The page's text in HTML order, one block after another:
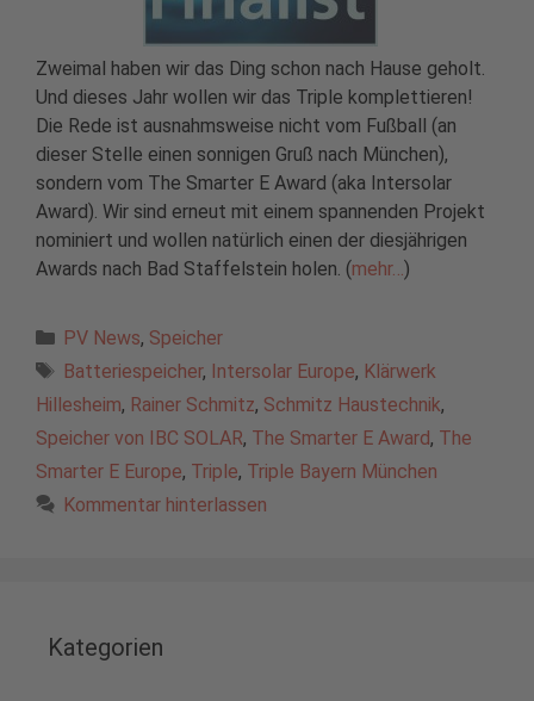
Zweimal haben wir das Ding schon nach Hause geholt.
Und dieses Jahr wollen wir das Triple komplettieren!
Die Rede ist ausnahmsweise nicht vom Fußball (an
dieser Stelle einen sonnigen Gruß nach München),
sondern vom The Smarter E Award (aka Intersolar
Award). Wir sind erneut mit einem spannenden Projekt
nominiert und wollen natürlich einen der diesjährigen
Awards nach Bad Staffelstein holen. (mehr… )
Kategorien
PV News, Speicher
Schlagwörter
Batteriespeicher, Intersolar Europe, Klärwerk
Hillesheim, Rainer Schmitz, Schmitz Haustechnik,
Speicher von IBC SOLAR, The Smarter E Award, The
Smarter E Europe, Triple, Triple Bayern München
Kommentar hinterlassen
Kategorien